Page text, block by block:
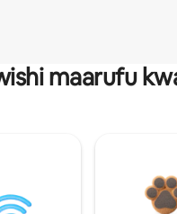
maarufu